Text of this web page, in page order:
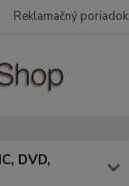
Reklamačný poriadok
DVD,